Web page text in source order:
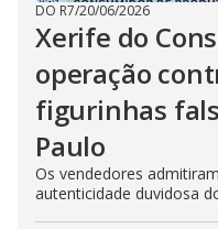
DO R7/20/06/2026
Xerife do
operação
figurinhas
Paulo
Os vendedores
autenticidade duvidosa